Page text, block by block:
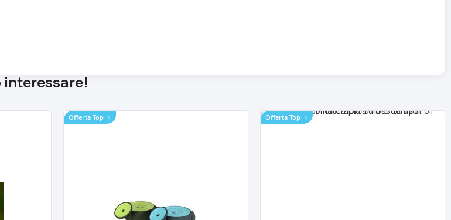
Offerta Top ⭐ Offerta Top ⭐